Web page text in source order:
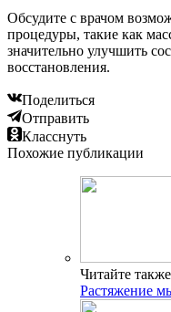
Обсудите с врачом
процедуры, такие как
значительно улучшить
восстановления.
Поделиться
Отправить
Класснуть
Похожие публикации
Читайте
Растяжение